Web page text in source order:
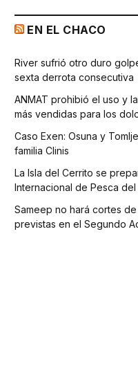
EN EL CHACO
River sufrió otro duro
sexta derrota consecutiva
ANMAT prohibió el uso y
más vendidas para los
Caso Exen: Osuna y
familia Clinis
La Isla del Cerrito se
Internacional de Pesca
Sameep no hará cortes
previstas en el Segundo